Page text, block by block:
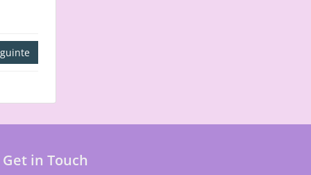
Get in Touch